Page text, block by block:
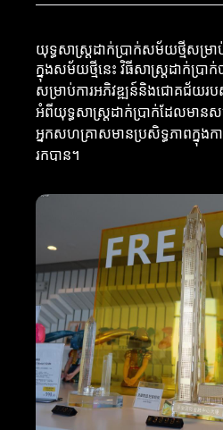
យុទ្ធសាស្ត្រដាក់ប្រាក់សម័យថ្មីសម្
ក្នុងសម័យថ្មីនេះ វិធីសាស្ត្រដាក់ប្រាក់
សម្រាប់ការអភិវឌ្ឍន៍និងជោគជ័យ
អំពីយុទ្ធសាស្ត្រដាក់ប្រាក់ដែលមាន
អ្នកសហគ្រាសមានប្រសិទ្ធភាពក្នុងក
រកបាន។